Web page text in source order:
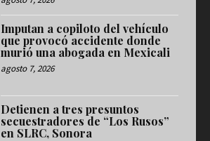
Imputan a copiloto del vehículo
que provocó accidente donde
murió una abogada en Mexicali
agosto 7, 2026
Detienen a tres presuntos
secuestradores de “Los Rusos”
en SLRC, Sonora